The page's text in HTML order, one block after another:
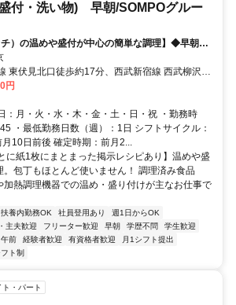
付・洗い物) 早朝/SOMPOグルー
チ）の温めや盛付が中心の簡単な調理】◆早朝ス
履歴書不要
東伏見北口徒歩約17分、西武新宿線 西武柳沢北
池袋線 保谷南口徒歩約21分 保谷駅 関東バス・西
き（鷹２１系統関前三丁目経由）で中町６丁目
円
：月・火・水・木・金・土・日・祝 ・勤務時
・最低勤務日数（週）：1日 シフトサイクル：
10日前後 確定時期：前月2...
に紙1枚にまとまった掲示レシピあり】温めや盛
。包丁もほとんど使いません！ 調理済み食品
加熱調理機器での温め・盛り付けが主なお仕事で
扶養内勤務OK 社員登用あり
週1日からOK
主夫歓迎 フリーター歓迎 早朝 学歴不問
学生歓迎
午前 経験者歓迎 有資格者歓迎
月1シフト提出
ト制
ト・パート